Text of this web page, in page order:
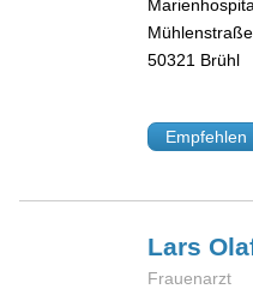
50321 Brühl
Empfehlen
Lars
Frauenarzt